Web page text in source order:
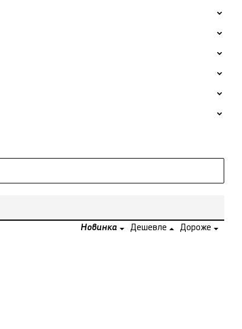
Новинка Дешевле Дороже